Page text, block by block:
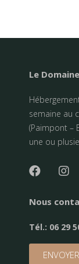
Le
semaine au
(Paimpont –
une ou
Nous
Tél.: 06 29